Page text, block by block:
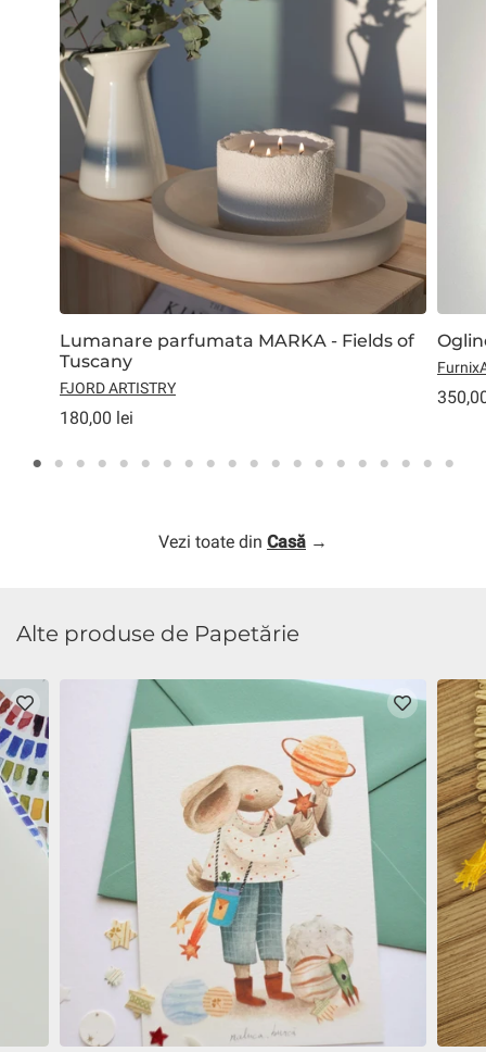
Lumanare parfumata MARKA - Fields of
Tuscany
FJORD ARTISTRY
180,00 lei
Vezi toate din Casă →
Alte produse de Papetărie